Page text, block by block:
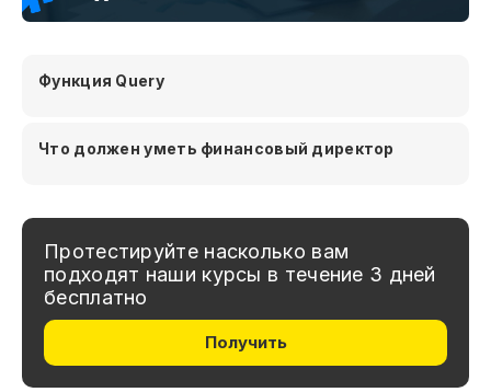
Функция Query
Что должен уметь финансовый директор
Протестируйте насколько вам
подходят наши курсы в течение 3 дней
бесплатно
Получить